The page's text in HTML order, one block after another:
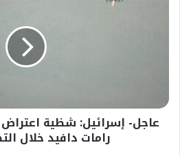
دافيد
خلال
عاجل- إسرائيل: شظية اعتراض
رامات دافيد خلال